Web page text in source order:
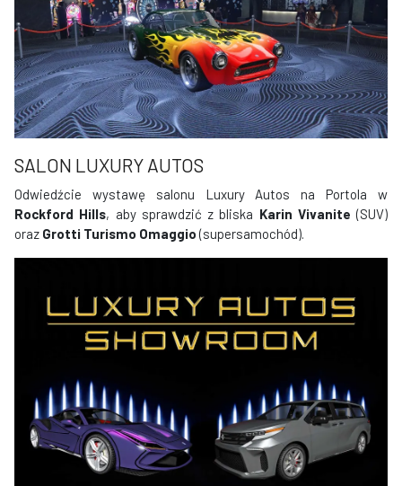
SALON LUXURY AUTOS
Odwiedźcie wystawę salonu Luxury Autos na Portola w
Rockford Hills, aby sprawdzić z bliska Karin Vivanite (SUV)
oraz Grotti Turismo Omaggio(supersamochód).